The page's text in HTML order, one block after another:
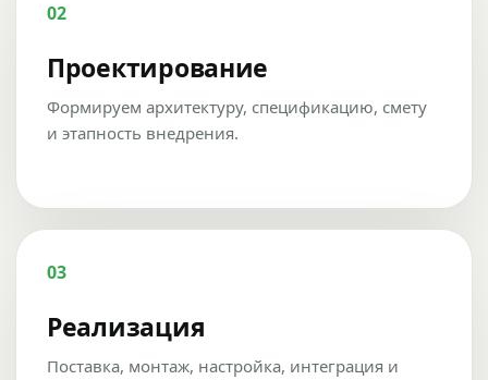
02
Проектирование
Формируем архитектуру, спецификацию, смету
и этапность внедрения.
03
Реализация
Поставка, монтаж, настройка, интеграция и